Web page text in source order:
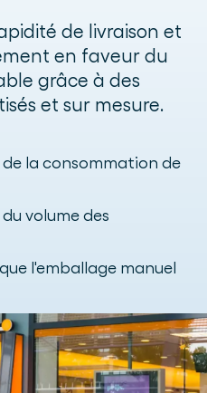
de livraison et
en faveur du
grâce à des
et sur mesure.
de la consommation de
volume des
l'emballage manuel